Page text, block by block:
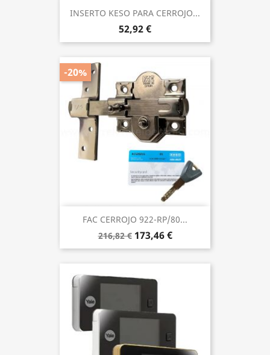
INSERTO KESO PARA CERROJO...
52,92 €
FAC CERROJO 922-RP/80...
216,82 € 173,46 €
-20%